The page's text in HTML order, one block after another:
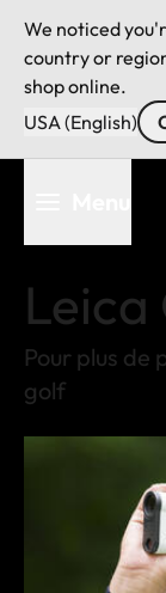
We noticed
country or
shop online.
USA (English)
Pour plus de
golf